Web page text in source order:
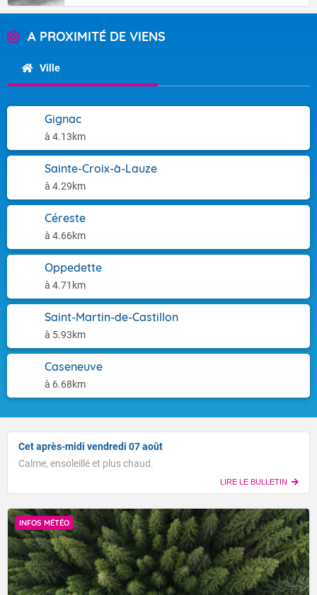
A PROXIMITÉ DE VIENS
Ville
Gignac
à 4.13km
Sainte-Croix-à-Lauze
à 4.29km
Céreste
à 4.66km
Oppedette
à 4.71km
Saint-Martin-de-Castillon
à 5.93km
Caseneuve
à 6.68km
Cet après-midi vendredi 07 août
Calme, ensoleillé et plus chaud.
LIRE LE BULLETIN
INFOS MÉTÉO